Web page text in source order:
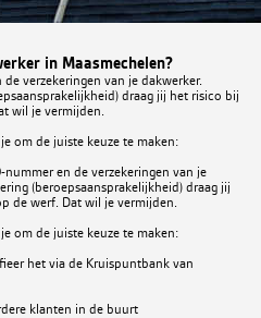
in Maasmechelen?
verzekeringen van je dakwerker.
draag jij het risico bij
wil je vermijden.
om de juiste keuze te maken:
en de verzekeringen van je
(beroepsaansprakelijkheid) draag jij
de werf. Dat wil je vermijden.
om de juiste keuze te maken:
het via de Kruispuntbank van
klanten in de buurt